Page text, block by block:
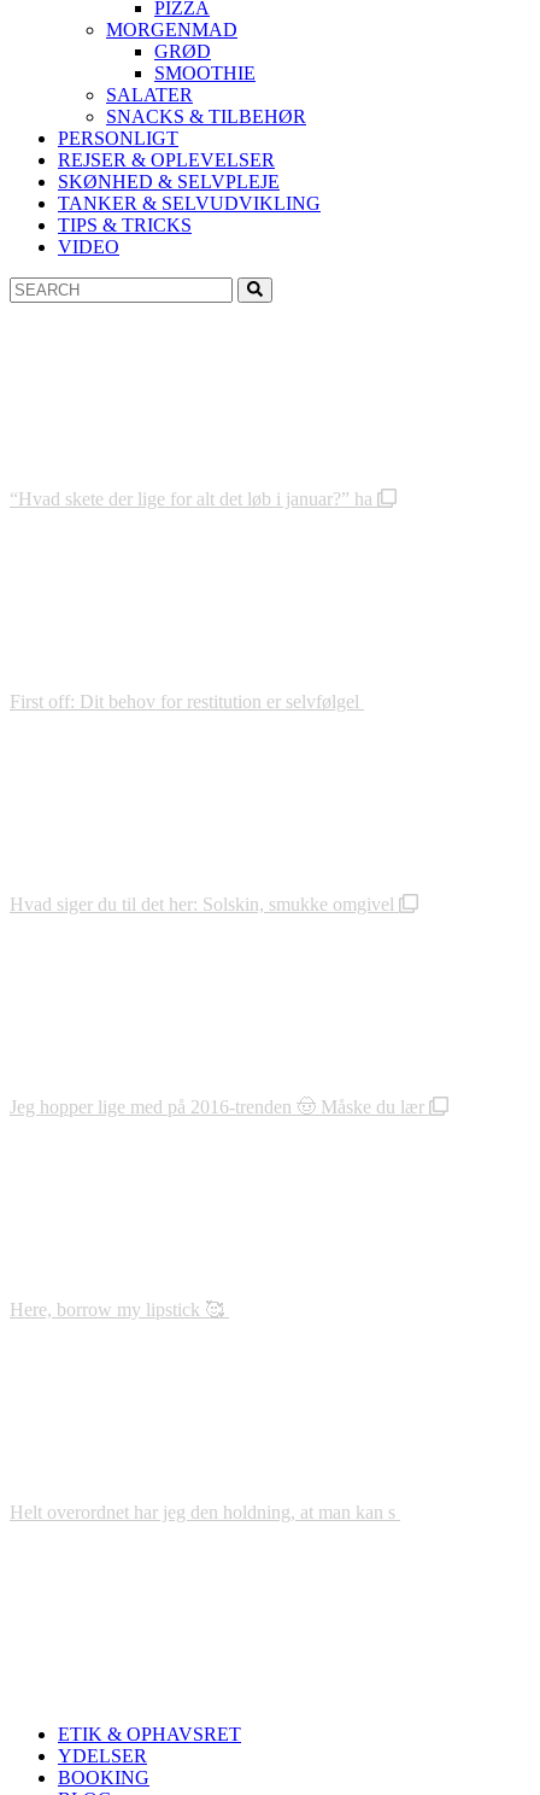
PIZZA
MORGENMAD
GRØD
SMOOTHIE
SALATER
SNACKS & TILBEHØR
PERSONLIGT
REJSER & OPLEVELSER
SKØNHED & SELVPLEJE
TANKER & SELVUDVIKLING
TIPS & TRICKS
VIDEO
Search
for:
“Hvad skete der lige for alt det løb i januar?” ha
First off: Dit behov for restitution er selvfølgel
Hvad siger du til det her: Solskin, smukke omgivel
Jeg hopper lige med på 2016-trenden 🤠 Måske du lær
Here, borrow my lipstick 🥰
Helt overordnet har jeg den holdning, at man kan s
ETIK & OPHAVSRET
YDELSER
BOOKING